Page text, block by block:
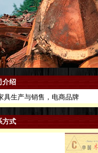
介绍
生产与销售，电商品牌
方式